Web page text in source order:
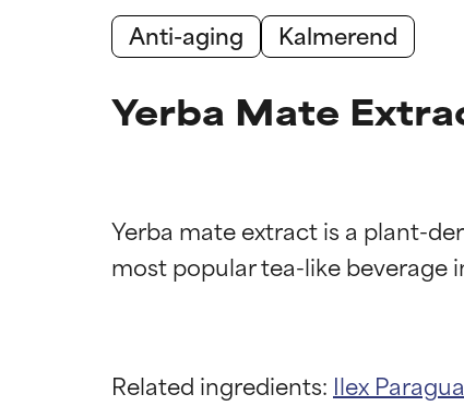
Anti-aging
Kalmerend
Yerba Mate
Yerba mate extract is a plant-
Related ingredients: Ilex